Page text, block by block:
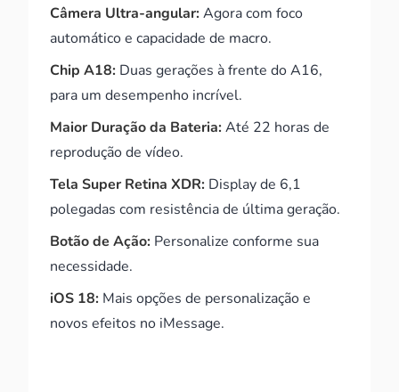
Câmera Ultra-angular:Agora com foco
automático e capacidade de macro.
Chip A18: Duas gerações à frente do A16,
para um desempenho incrível.
Maior Duração da Bateria:Até 22 horas de
reprodução de vídeo.
Tela Super Retina XDR: Display de 6,1
polegadas com resistência de última geração.
Botão de Ação: Personalize conforme sua
necessidade.
iOS 18: Mais opções de personalização e
novos efeitos no iMessage.